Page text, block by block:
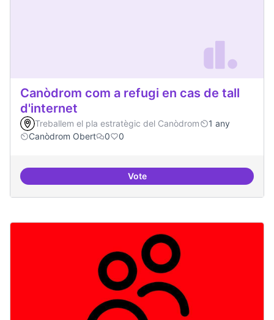
Canòdrom com a refugi en cas de tall
d'internet
Treballem el pla estratègic del Canòdrom
1 any
Canòdrom Obert
0 0
VoteCanòdrom com a refugi en cas